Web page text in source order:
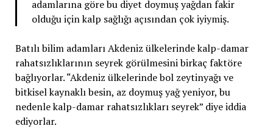
adamlarına göre bu diyet doymuş yağdan fakir
olduğu için kalp sağlığı açısından çok iyiymiş.
Batılı bilim adamları Akdeniz ülkelerinde kalp-damar
rahatsızlıklarının seyrek görülmesini birkaç faktöre
bağlıyorlar. “Akdeniz ülkelerinde bol zeytinyağı ve
bitkisel kaynaklı besin, az doymuş yağ yeniyor, bu
nedenle kalp-damar rahatsızlıkları seyrek” diye iddia
ediyorlar.